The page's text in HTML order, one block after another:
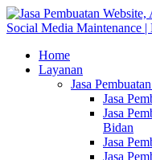
Home
Layanan
Jasa
Jasa
Jasa
Bidan
Jasa
Jasa